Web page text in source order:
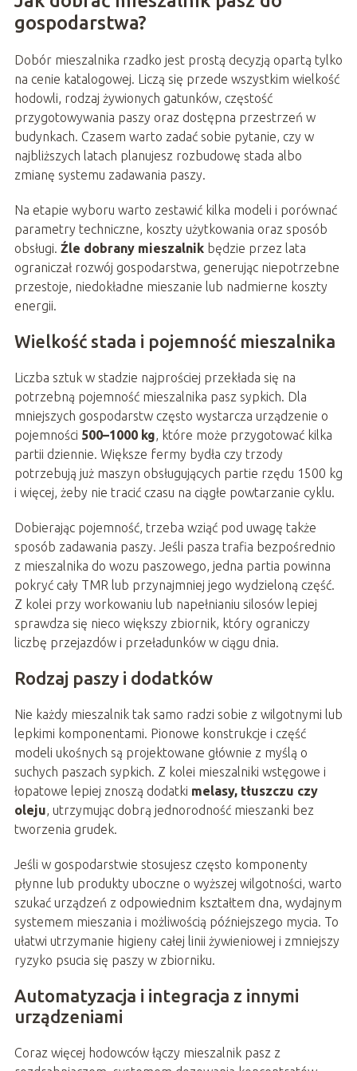
gospodarstwa?
Dobór mieszalnika rzadko jest prostą decyzją opartą tylko
na cenie katalogowej. Liczą się przede wszystkim wielkość
hodowli, rodzaj żywionych gatunków, częstość
przygotowywania paszy oraz dostępna przestrzeń w
budynkach. Czasem warto zadać sobie pytanie, czy w
najbliższych latach planujesz rozbudowę stada albo
zmianę systemu zadawania paszy.
Na etapie wyboru warto zestawić kilka modeli i porównać
parametry techniczne, koszty użytkowania oraz sposób
obsługi. Źle dobrany mieszalnikbędzie przez lata
ograniczał rozwój gospodarstwa, generując niepotrzebne
przestoje, niedokładne mieszanie lub nadmierne koszty
energii.
Wielkość stada i pojemność mieszalnika
Liczba sztuk w stadzie najprościej przekłada się na
potrzebną pojemność mieszalnika pasz sypkich. Dla
mniejszych gospodarstw często wystarcza urządzenie o
pojemności 500–1000 kg, które może przygotować kilka
partii dziennie. Większe fermy bydła czy trzody
potrzebują już maszyn obsługujących partie rzędu 1500 kg
i więcej, żeby nie tracić czasu na ciągłe powtarzanie cyklu.
Dobierając pojemność, trzeba wziąć pod uwagę także
sposób zadawania paszy. Jeśli pasza trafia bezpośrednio
z mieszalnika do wozu paszowego, jedna partia powinna
pokryć cały TMR lub przynajmniej jego wydzieloną część.
Z kolei przy workowaniu lub napełnianiu silosów lepiej
sprawdza się nieco większy zbiornik, który ograniczy
liczbę przejazdów i przeładunków w ciągu dnia.
Rodzaj paszy i dodatków
Nie każdy mieszalnik tak samo radzi sobie z wilgotnymi lub
lepkimi komponentami. Pionowe konstrukcje i część
modeli ukośnych są projektowane głównie z myślą o
suchych paszach sypkich. Z kolei mieszalniki wstęgowe i
łopatowe lepiej znoszą dodatki melasy, tłuszczu czy
oleju, utrzymując dobrą jednorodność mieszanki bez
tworzenia grudek.
Jeśli w gospodarstwie stosujesz często komponenty
płynne lub produkty uboczne o wyższej wilgotności, warto
szukać urządzeń z odpowiednim kształtem dna, wydajnym
systemem mieszania i możliwością późniejszego mycia. To
ułatwi utrzymanie higieny całej linii żywieniowej i zmniejszy
ryzyko psucia się paszy w zbiorniku.
Automatyzacja i integracja z innymi
urządzeniami
Coraz więcej hodowców łączy mieszalnik pasz z